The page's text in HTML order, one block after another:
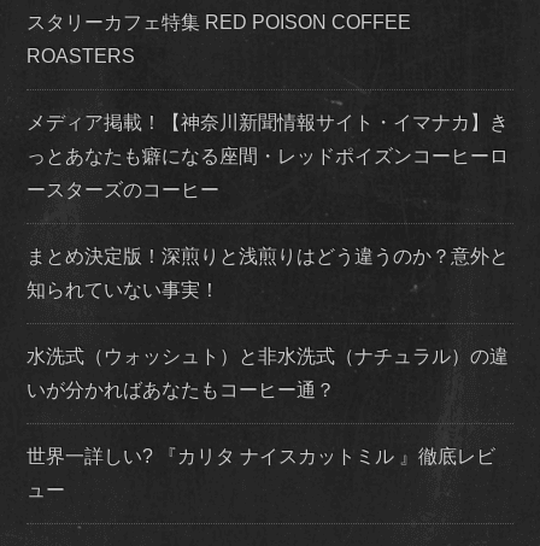
スタリーカフェ特集 RED POISON COFFEE
ROASTERS
メディア掲載！【神奈川新聞情報サイト・イマナカ】き
っとあなたも癖になる座間・レッドポイズンコーヒーロ
ースターズのコーヒー
まとめ決定版！深煎りと浅煎りはどう違うのか？意外と
知られていない事実！
水洗式（ウォッシュト）と非水洗式（ナチュラル）の違
いが分かればあなたもコーヒー通？
世界一詳しい? 『カリタ ナイスカットミル 』徹底レビ
ュー